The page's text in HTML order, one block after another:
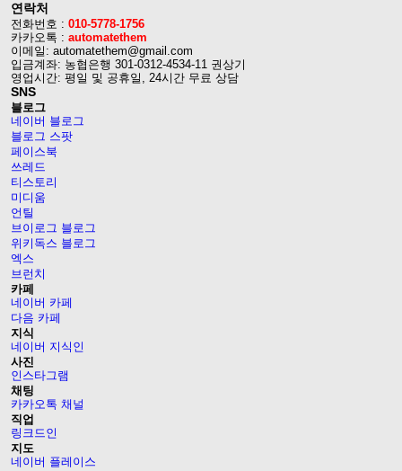
연락처
전화번호 : 010-5778-1756
카카오톡 : automatethem
이메일: automatethem@gmail.com
입금계좌: 농협은행 301-0312-4534-11 권상기
영업시간: 평일 및 공휴일, 24시간 무료 상담
SNS
블로그
네이버 블로그
블로그 스팟
페이스북
쓰레드
티스토리
미디움
언틸
브이로그 블로그
위키독스 블로그
엑스
브런치
카페
네이버 카페
다음 카페
지식
네이버 지식인
사진
인스타그램
채팅
카카오톡 채널
직업
링크드인
지도
네이버 플레이스